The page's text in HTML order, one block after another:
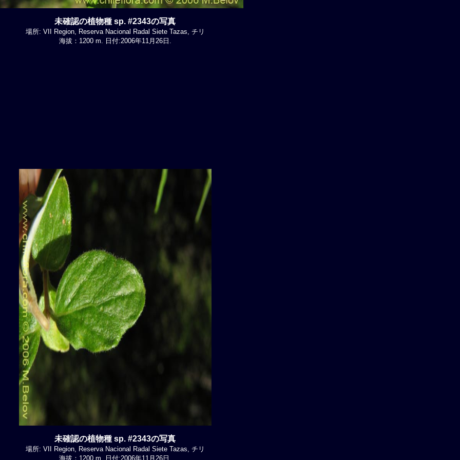
未確認の植物種 sp. #2343の写真
場所: VII Region, Reserva Nacional Radal Siete Tazas, チリ
海拔：1200 m. 日付:2006年11月26日.
未確認の植物種 sp. #2343の写真
場所: VII Region, Reserva Nacional Radal Siete Tazas, チリ
海拔：1200 m. 日付:2006年11月26日.